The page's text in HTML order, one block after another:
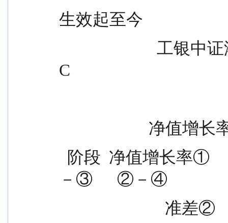
生效起至今
C
－③      ②－④